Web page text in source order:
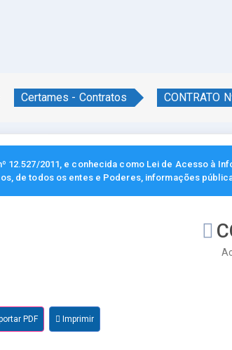
Certames - Contratos CONTRATO
12.527/2011, e conhecida como Lei de Acesso à
de todos os entes e Poderes, informações
PDF Imprimir